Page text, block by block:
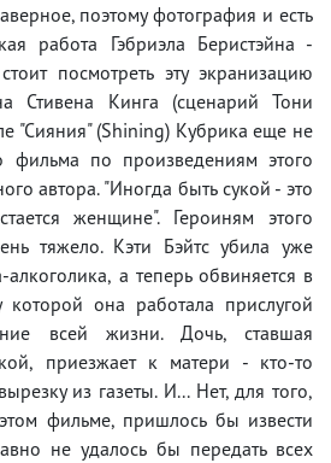
поэтому фотография и есть
работа Гэбриэла Беристэйна -
посмотреть эту экранизацию
Стивена Кинга (сценарий Тони
"Сияния" (Shining) Кубрика еще не
фильма по произведениям этого
автора. "Иногда быть сукой - это
женщине". Героиням этого
тяжело. Кэти Бэйтс убила уже
а теперь обвиняется в
она работала прислугой
всей жизни. Дочь, ставшая
приезжает к матери - кто-то
из газеты. И... Нет, для того,
фильме, пришлось бы извести
не удалось бы передать всех